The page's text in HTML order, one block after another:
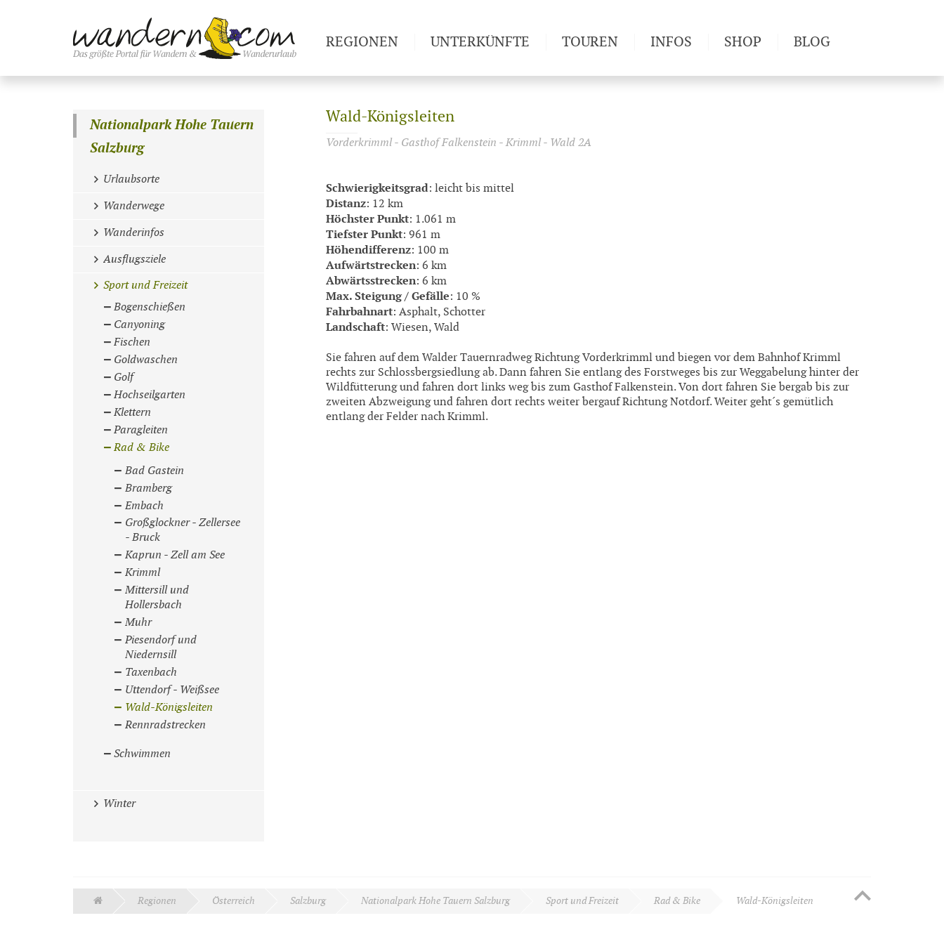
Wald-Königsleiten
Vorderkrimml - Gasthof Falkenstein - Krimml - Wald 2A
Schwierigkeitsgrad: leicht bis mittel
Distanz: 12 km
Höchster Punkt: 1.061 m
Tiefster Punkt: 961 m
Höhendifferenz: 100 m
Aufwärtstrecken: 6 km
Abwärtsstrecken: 6 km
Max. Steigung / Gefälle: 10 %
Fahrbahnart: Asphalt, Schotter
Landschaft: Wiesen, Wald
Sie fahren auf dem Walder Tauernradweg Richtung Vorderkrimml und biegen vor dem Bahnhof Krimml
rechts zur Schlossbergsiedlung ab. Dann fahren Sie entlang des Forstweges bis zur Weggabelung hinter der
Wildfütterung und fahren dort links weg bis zum Gasthof Falkenstein. Von dort fahren Sie bergab bis zur
zweiten Abzweigung und fahren dort rechts weiter bergauf Richtung Notdorf. Weiter geht´s gemütlich
entlang der Felder nach Krimml.
Nationalpark Hohe Tauern
Salzburg
Urlaubsorte
Wanderwege
Wanderinfos
Ausflugsziele
Sport und Freizeit
Bogenschießen
Canyoning
Fischen
Goldwaschen
Golf
Hochseilgarten
Klettern
Paragleiten
Rad & Bike
Bad Gastein
Bramberg
Embach
Großglockner - Zellersee
- Bruck
Kaprun - Zell am See
Krimml
Mittersill und
Hollersbach
Muhr
Piesendorf und
Niedernsill
Taxenbach
Uttendorf - Weißsee
Wald-Königsleiten
Rennradstrecken
Schwimmen
Winter
Regionen Österreich Salzburg Nationalpark Hohe Tauern Salzburg Sport und Freizeit Rad & Bike Wald-Königsleiten
REGIONEN UNTERKÜNFTE TOUREN INFOS SHOP BLOG